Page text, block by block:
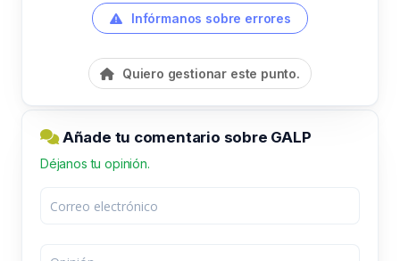
Infórmanos sobre errores
Quiero gestionar este punto.
Añade tu comentario sobre GALP
Déjanos tu opinión.